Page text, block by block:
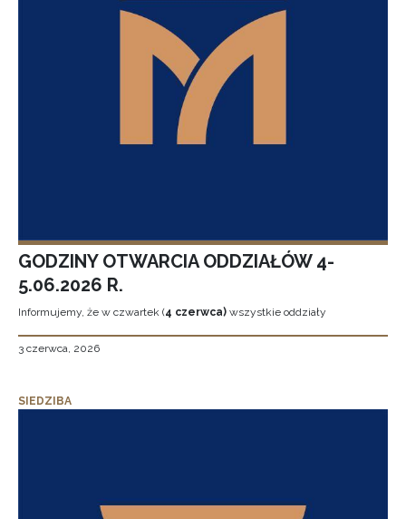
GODZINY OTWARCIA ODDZIAŁÓW 4-
5.06.2026 R.
Informujemy, że w czwartek (4 czerwca) wszystkie oddziały
3 czerwca, 2026
SIEDZIBA